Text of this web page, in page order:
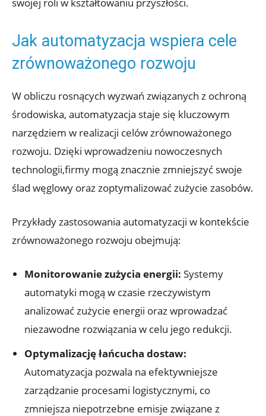
Jak automatyzacja wspiera cele
zrównoważonego rozwoju
W obliczu rosnących wyzwań związanych z ochroną
środowiska, automatyzacja staje się kluczowym
narzędziem w realizacji celów zrównoważonego
rozwoju. Dzięki wprowadzeniu nowoczesnych
technologii,firmy mogą znacznie zmniejszyć swoje
ślad węglowy oraz zoptymalizować zużycie zasobów.
Przykłady zastosowania automatyzacji w kontekście
zrównoważonego rozwoju obejmują:
Monitorowanie zużycia energii: Systemy
automatyki mogą w czasie rzeczywistym
analizować zużycie energii oraz wprowadzać
niezawodne rozwiązania w celu jego redukcji.
Optymalizację łańcucha dostaw:
Automatyzacja pozwala na efektywniejsze
zarządzanie procesami logistycznymi, co
zmniejsza niepotrzebne emisje związane z